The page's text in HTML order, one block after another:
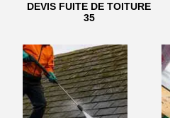
DEVIS FUITE DE TOITURE
35